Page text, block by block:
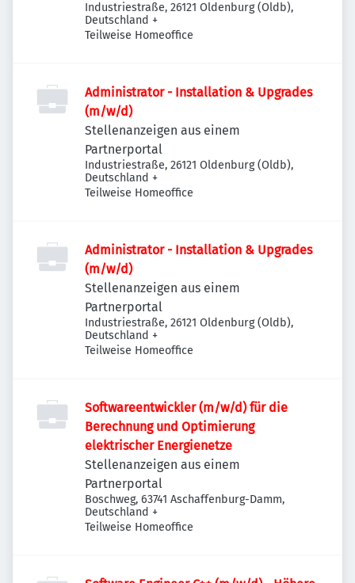
Industriestraße, 26121 Oldenburg (Oldb),
Deutschland +
Teilweise Homeoffice
Administrator - Installation & Upgrades
(m/w/d)
Stellenanzeigen aus einem
Partnerportal
Industriestraße, 26121 Oldenburg (Oldb),
Deutschland +
Teilweise Homeoffice
Administrator - Installation & Upgrades
(m/w/d)
Stellenanzeigen aus einem
Partnerportal
Industriestraße, 26121 Oldenburg (Oldb),
Deutschland +
Teilweise Homeoffice
Softwareentwickler (m/w/d) für die
Berechnung und Optimierung
elektrischer Energienetze
Stellenanzeigen aus einem
Partnerportal
Boschweg, 63741 Aschaffenburg-Damm,
Deutschland +
Teilweise Homeoffice